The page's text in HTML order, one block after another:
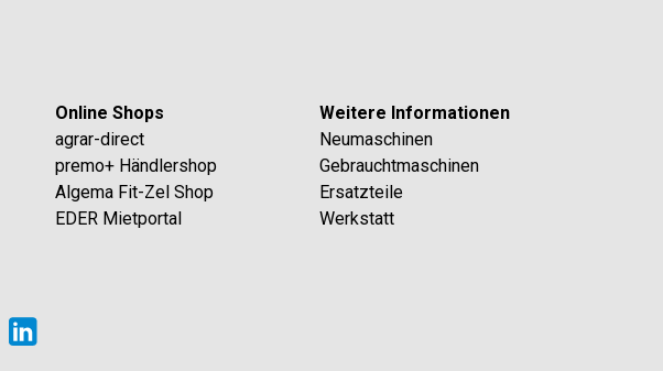
Online Shops
agrar-direct
premo+ Händlershop
Algema Fit-Zel Shop
EDER Mietportal
Weitere Informationen
Neumaschinen
Gebrauchtmaschinen
Ersatzteile
Werkstatt